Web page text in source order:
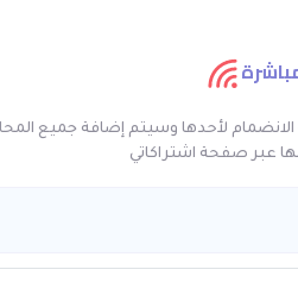
الانضمام لأحدها وسيتم إضافة جميع
عبر صفحة اشتراكاتي